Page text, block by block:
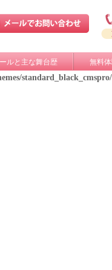
ルと主な舞台歴 無料